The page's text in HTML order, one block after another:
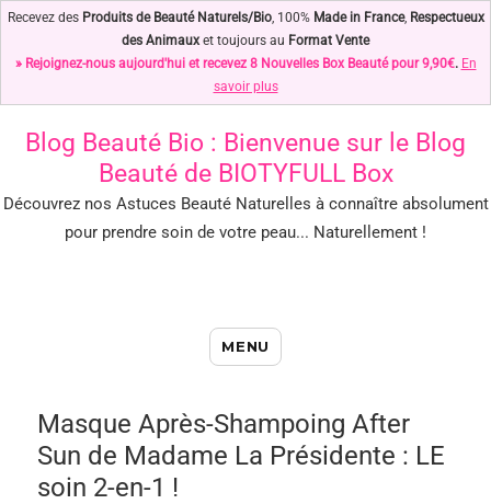
Recevez des Produits de Beauté Naturels/Bio, 100% Made in France, Respectueux
des Animauxet toujours au Format Vente
» Rejoignez-nous aujourd'hui et recevez 8 Nouvelles Box Beauté pour 9,90€. En
savoir plus
Blog Beauté Bio : Bienvenue sur le Blog
Beauté de BIOTYFULL Box
Découvrez nos Astuces Beauté Naturelles à connaître absolument
pour prendre soin de votre peau... Naturellement !
Blog Beauté Bio : Notre Top des
Astuces Beauté Naturelles !
MENU
Masque Après-Shampoing After
Sun de Madame La Présidente : LE
soin 2-en-1 !